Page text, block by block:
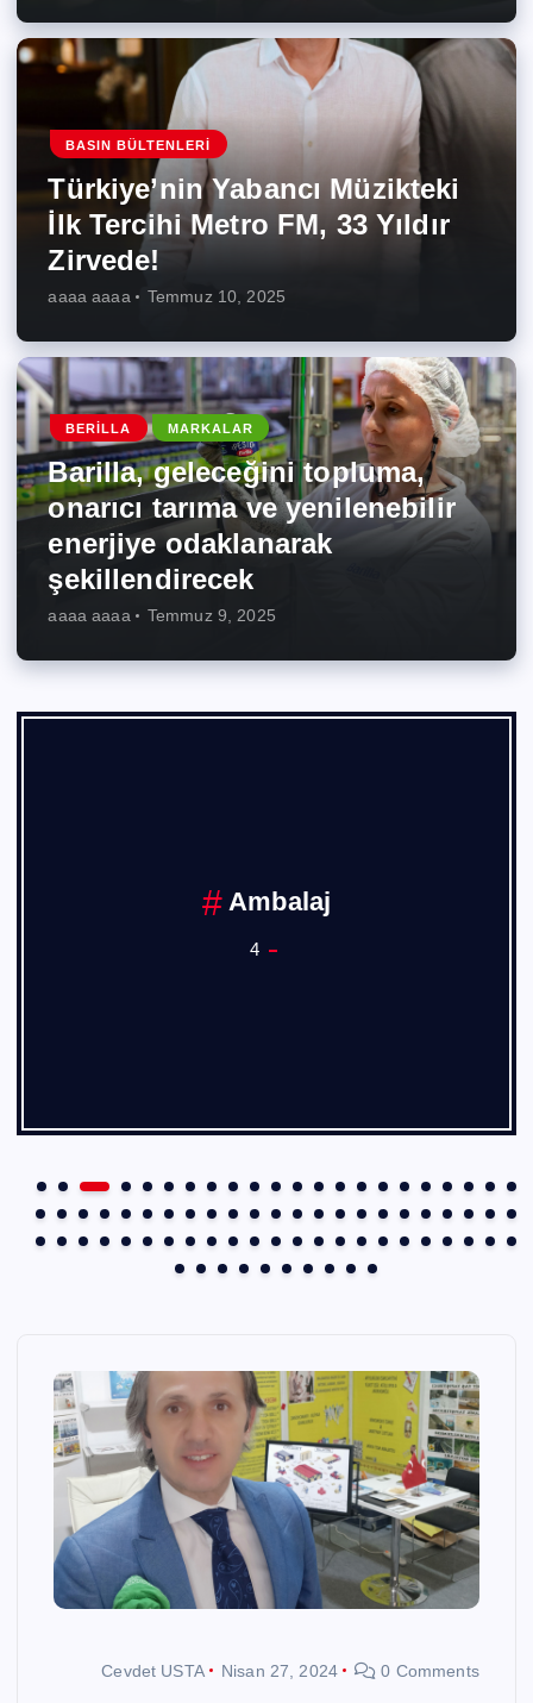
BASIN BÜLTENLERI
Türkiye’nin Yabancı Müzikteki
İlk Tercihi Metro FM, 33 Yıldır
Zirvede!
aaaa aaaa Temmuz 10, 2025
BERILLA MARKALAR
Barilla, geleceğini topluma,
onarıcı tarıma ve yenilenebilir
enerjiye odaklanarak
şekillendirecek
aaaa aaaa Temmuz 9, 2025
Ankara Sanayi Odası
1
Cevdet USTA Nisan 27, 2024 0 Comments